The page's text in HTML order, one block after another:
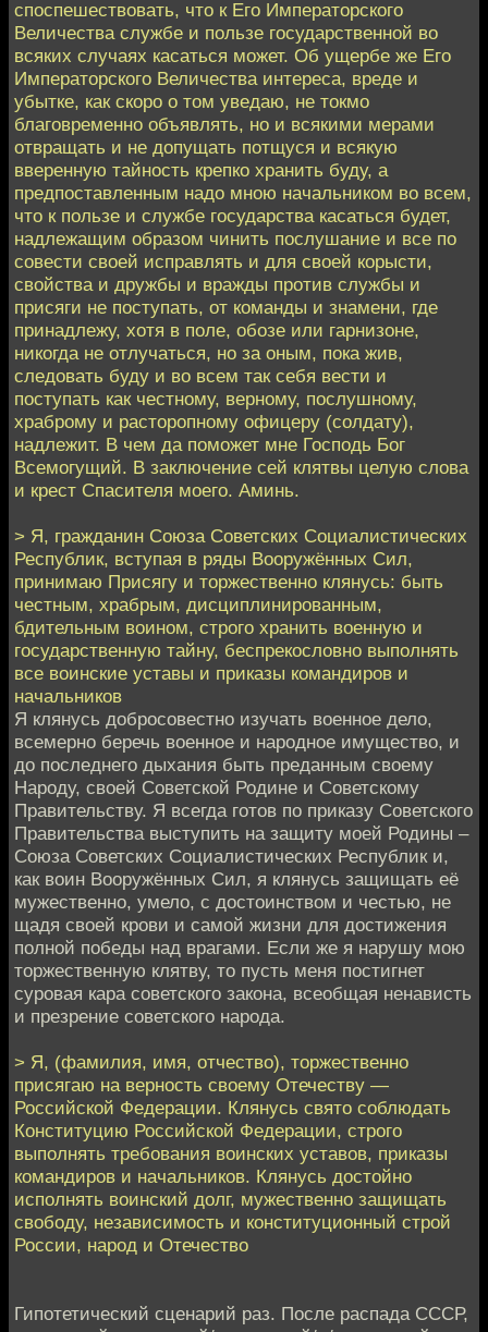
споспешествовать, что к Его Императорского
Величества службе и пользе государственной во
всяких случаях касаться может. Об ущербе же Его
Императорского Величества интереса, вреде и
убытке, как скоро о том уведаю, не токмо
благовременно объявлять, но и всякими мерами
отвращать и не допущать потщуся и всякую
вверенную тайность крепко хранить буду, а
предпоставленным надо мною начальником во всем,
что к пользе и службе государства касаться будет,
надлежащим образом чинить послушание и все по
совести своей исправлять и для своей корысти,
свойства и дружбы и вражды против службы и
присяги не поступать, от команды и знамени, где
принадлежу, хотя в поле, обозе или гарнизоне,
никогда не отлучаться, но за оным, пока жив,
следовать буду и во всем так себя вести и
поступать как честному, верному, послушному,
храброму и расторопному офицеру (солдату),
надлежит. В чем да поможет мне Господь Бог
Всемогущий. В заключение сей клятвы целую слова
и крест Спасителя моего. Аминь.
> Я, гражданин Союза Советских Социалистических
Республик, вступая в ряды Вооружённых Сил,
принимаю Присягу и торжественно клянусь: быть
честным, храбрым, дисциплинированным,
бдительным воином, строго хранить военную и
государственную тайну, беспрекословно выполнять
все воинские уставы и приказы командиров и
начальников
Я клянусь добросовестно изучать военное дело,
всемерно беречь военное и народное имущество, и
до последнего дыхания быть преданным своему
Народу, своей Советской Родине и Советскому
Правительству. Я всегда готов по приказу Советского
Правительства выступить на защиту моей Родины –
Союза Советских Социалистических Республик и,
как воин Вооружённых Сил, я клянусь защищать её
мужественно, умело, с достоинством и честью, не
щадя своей крови и самой жизни для достижения
полной победы над врагами. Если же я нарушу мою
торжественную клятву, то пусть меня постигнет
суровая кара советского закона, всеобщая ненависть
и презрение советского народа.
> Я, (фамилия, имя, отчество), торжественно
присягаю на верность своему Отечеству —
Российской Федерации. Клянусь свято соблюдать
Конституцию Российской Федерации, строго
выполнять требования воинских уставов, приказы
командиров и начальников. Клянусь достойно
исполнять воинский долг, мужественно защищать
свободу, независимость и конституционный строй
России, народ и Отечество
Гипотетический сценарий раз. После распада СССР,